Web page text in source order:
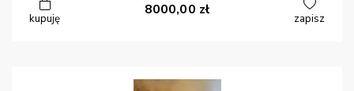
kupuję
8000,00 zł
zapisz